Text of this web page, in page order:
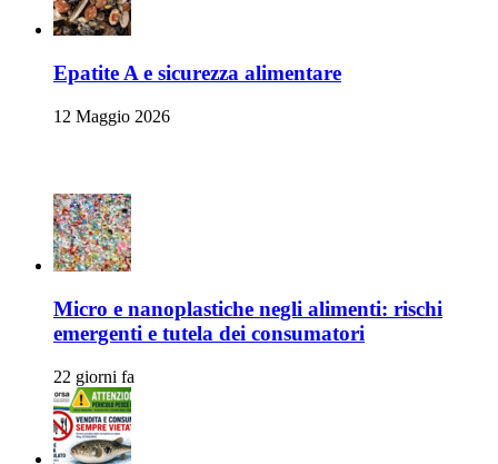
Epatite A e sicurezza alimentare
12 Maggio 2026
Micro e nanoplastiche negli alimenti: rischi
emergenti e tutela dei consumatori
22 giorni fa